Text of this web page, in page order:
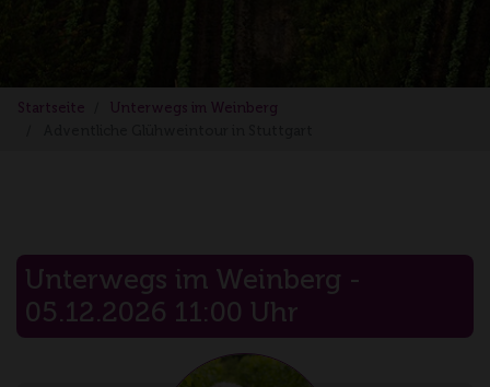
Startseite
Unterwegs im Weinberg
Unterwegs im Weinberg -
05.12.2026 11:00 Uhr